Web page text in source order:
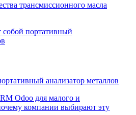
трансмиссионного масла
анализатор металлов